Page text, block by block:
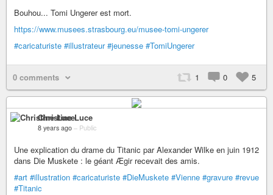
Bouhou... Tomi Ungerer est mort.
https://www.musees.strasbourg.eu/musee-tomi-ungerer
#caricaturiste #illustrateur #jeunesse #TomiUngerer
0 comments 1 0 5
Christine Luce
8 years ago – Public
Une explication du drame du Titanic par Alexander Wilke en juin 1912
dans Die Muskete : le géant Ægir recevait des amis.
#art #illustration #caricaturiste #DieMuskete #Vienne #gravure #revue
#Titanic